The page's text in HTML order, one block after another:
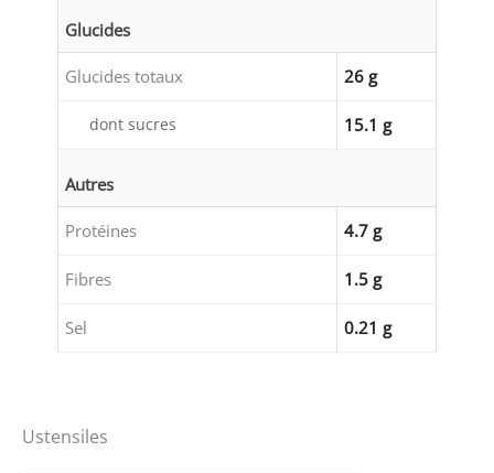
Glucides
Glucides totaux 26 g
dont sucres 15.1 g
Autres
Protéines 4.7 g
Fibres 1.5 g
Sel 0.21 g
Ustensiles